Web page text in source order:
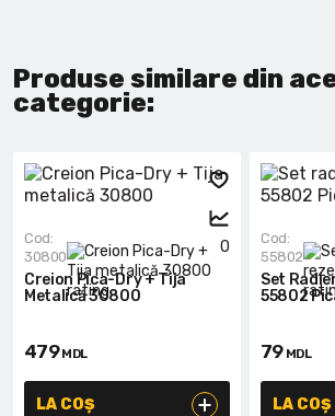
Produse similare din
categorie:
0
Cod:
30800
Creion Pica-Dry + Tija
Metalică 30800
479MDL
LA COȘ
Cod:
55802
Set
55802
79 MDL
LA COȘ